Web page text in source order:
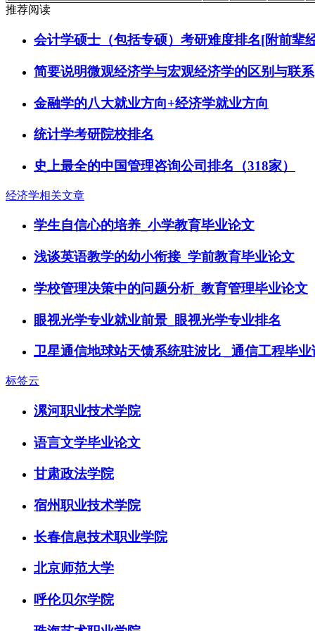
推荐阅读
会计学硕士（包括专硕）考研难度排名[附前辈
简要说明微观经济学与宏观经济学的区别与联系
金融学的八大就业方向+经济学就业方向
统计学考研院校排名
史上最全的中国管理咨询公司排名（318家）
经济学相关文章
学生自信心的培养_小学教育毕业论文
浅谈英语教学的幼小衔接_学前教育毕业论文
学校管理决策中的问题分析_教育管理毕业论文
眼视光学专业就业前景_眼视光学专业排名
卫星通信地球站天馈系统驻波比 _通信工程毕业
标签云
漯河职业技术学院
语言文学毕业论文
甘肃政法学院
宿州职业技术学院
长春信息技术职业学院
北京师范大学
呼伦贝尔学院